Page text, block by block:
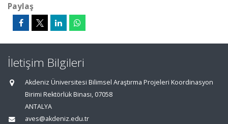
Paylaş
İletişim Bilgileri
Akdeniz Üniversitesi Bilimsel Araştırma Projeleri Koordinasyon
Birimi Rektörlük Binası, 07058
ANTALYA
aves@akdeniz.edu.tr